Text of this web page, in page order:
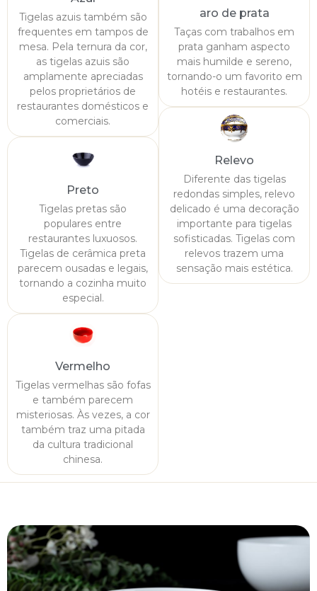
Tigelas azuis também são
frequentes em tampos de
mesa. Pela ternura da cor,
as tigelas azuis são
amplamente apreciadas
pelos proprietários de
restaurantes domésticos e
comerciais.
Preto
Tigelas pretas são
populares entre
restaurantes luxuosos.
Tigelas de cerâmica preta
parecem ousadas e legais,
tornando a cozinha muito
especial.
Vermelho
Tigelas vermelhas são fofas
e também parecem
misteriosas. Às vezes, a cor
também traz uma pitada
da cultura tradicional
chinesa.
aro de prata
Taças com trabalhos em
prata ganham aspecto
mais humilde e sereno,
tornando-o um favorito em
hotéis e restaurantes.
Relevo
Diferente das tigelas
redondas simples, relevo
delicado é uma decoração
importante para tigelas
sofisticadas. Tigelas com
relevos trazem uma
sensação mais estética.